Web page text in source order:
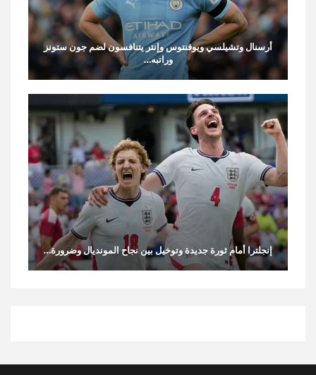
أرسنال وتشيلسي ويوفنتوس وإنتر يتنافسون لضم جون ستونز
وراتبه…
إنجلترا أمام ثورة جديدة وتوخيل بين نجاح المونديال وضرورة…